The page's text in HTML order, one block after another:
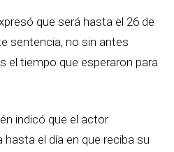
que será hasta el 26 de
sentencia, no sin antes
el tiempo que esperaron para
indicó que el actor
el día en que reciba su